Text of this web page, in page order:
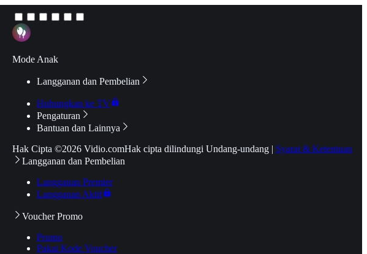
Mode Anak
Langganan dan Pembelian
Hubungkan ke TV
Pengaturan
Bantuan dan Lainnya
Hak Cipta ©2026 Vidio.comHak cipta dilindungi Undang-undang | Syarat & Ketentuan
Langganan dan Pembelian
Langganan Premier
Langganan Aktif
Voucher Promo
Promo
Pakai Kode Voucher